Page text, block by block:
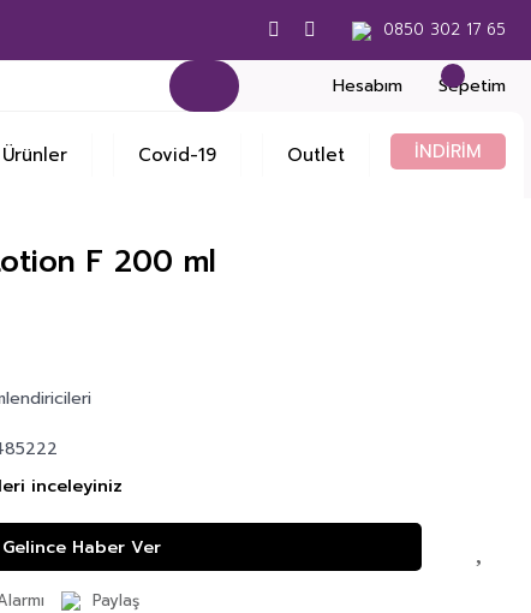
0850 302 17 65
Hesabım Sepetim
Ürünler Covid-19 Outlet İNDİRİM
F 200 ml
inceleyiniz
Gelince Haber Ver
Paylaş